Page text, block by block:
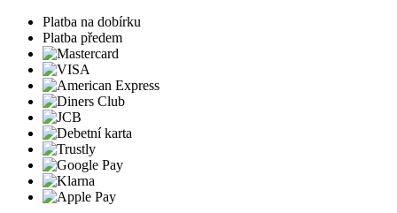
Platba na dobírku
Platba předem